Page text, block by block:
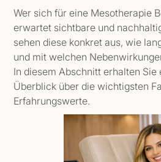
Wer sich für eine Mesotherapie
erwartet sichtbare und
sehen diese konkret aus, wie
und mit welchen
In diesem Abschnitt erhalten Sie
Überblick über die wichtigsten
Erfahrungswerte.